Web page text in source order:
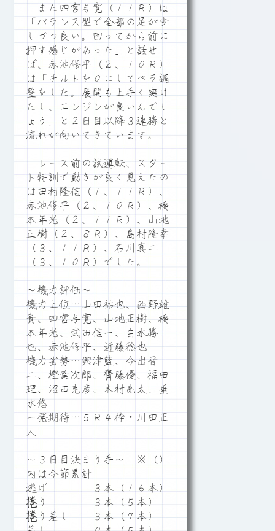
また四宮与寛（１１Ｒ）は
「バランス型で全部の足が少
しづつ良い。回ってから前に
押す感じがあった」と話せ
ば、赤池修平（２、１０Ｒ）
は「チルトを０にしてペラ調
整をした。展開も上手く突け
たし、エンジンが良いんでし
ょう」と２日目以降３連勝と
流れが向いてきています。
レース前の試運転、スター
ト特訓で動きが良く見えたの
は田村隆信（１、１１Ｒ）、
赤池修平（２、１０Ｒ）、橋
本年光（２、１１Ｒ）、山地
正樹（２、８Ｒ）、島村隆幸
（３、１１Ｒ）、石川真二
（３、１０Ｒ）でした。
～機力評価～
機力上位…山田祐也、西野雄
貴、四宮与寛、山地正樹、橋
本年光、武田信一、白水勝
也、赤池修平、近藤稔也
機力劣勢…興津藍、今出晋
二、樫葉次郎、齊藤優、福田
理、沼田克彦、木村亮太、垂
水悠
一発期待…５Ｒ４枠・川田正
人
～３日目決まり手～ ※（）
内は今節累計
逃げ ３本（１６本）
捲り ３本（５本）
捲り差し ３本（７本）